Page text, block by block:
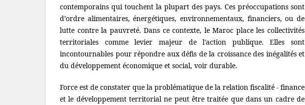
contemporains qui touchent la plupart des pays. Ces préoccupations sont
d’ordre alimentaires, énergétiques, environnementaux, financiers, ou de
lutte contre la pauvreté. Dans ce contexte, le Maroc place les collectivités
territoriales comme levier majeur de l'action publique. Elles sont
incontournables pour répondre aux défis de la croissance des inégalités et
du développement économique et social, voir durable.
Force est de constater que la problématique de la relation fiscalité - finance
et le développement territorial ne peut être traitée que dans un cadre de